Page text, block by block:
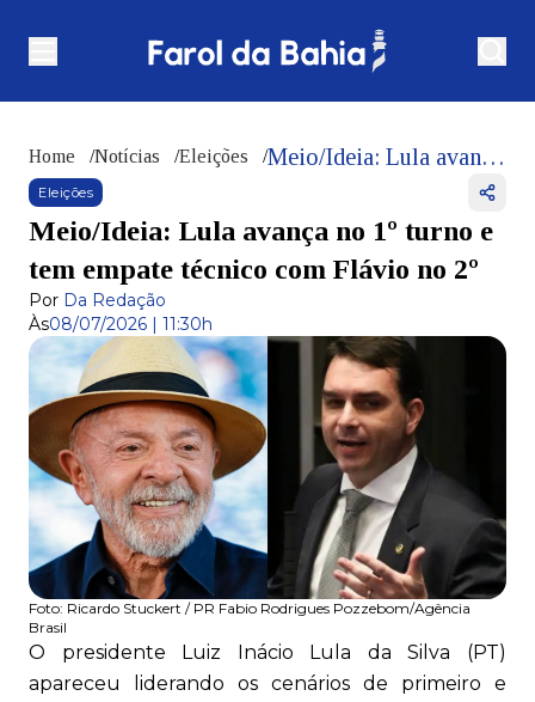
Home /Notícias /Eleições / Meio/Ideia: Lula avança no 1º turno e tem empate técnico com Flávio no 2º
Eleições
Meio/Ideia: Lula avança no 1º turno e
tem empate técnico com Flávio no 2º
Por Da Redação
Às08/07/2026 | 11:30h
Foto: Ricardo Stuckert / PR Fabio Rodrigues Pozzebom/Agência
Brasil
O presidente Luiz Inácio Lula da Silva (PT)
apareceu liderando os cenários de primeiro e